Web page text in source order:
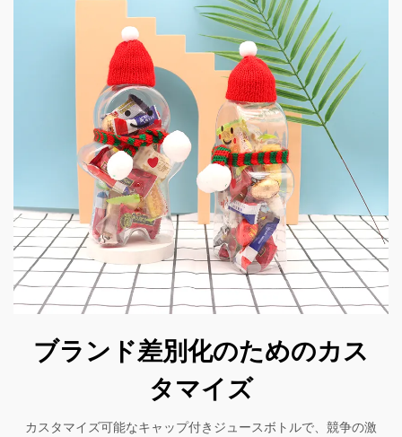
ブランド差別化のためのカス
タマイズ
カスタマイズ可能なキャップ付きジュースボトルで、競争の激